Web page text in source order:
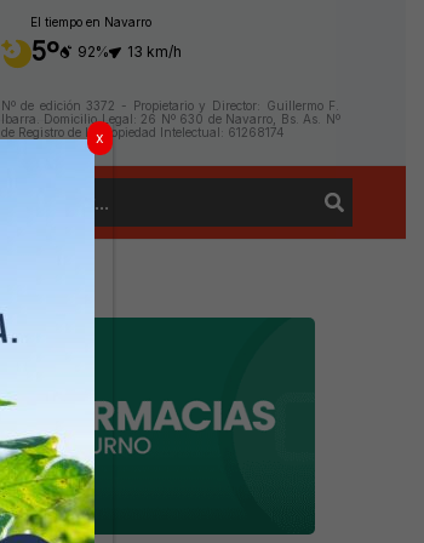
El tiempo en Navarro
5º 92% 13 km/h
Nº de edición 3372 - Propietario y Director: Guillermo F.
Ibarra. Domicilio Legal: 26 Nº 630 de Navarro, Bs. As. Nº
de Registro de la Propiedad Intelectual: 61268174
x